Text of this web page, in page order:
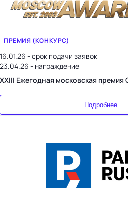
ПРЕМИЯ (КОНКУРС)
16.01.26 - срок подачи заявок
23.04.26 - награждение
XXIII Ежегодная московская премия
Подробнее